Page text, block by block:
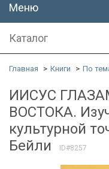
Меню
Каталог
Главная Книги По
ИИСУС
ВОСТОКА.
культурной
Бейли
ID#8257